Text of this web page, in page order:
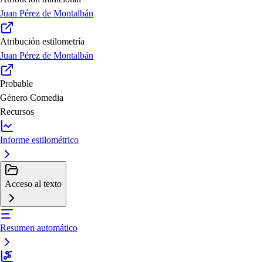
Juan Pérez de Montalbán
Atribución estilometría
Juan Pérez de Montalbán
Probable
Género Comedia
Recursos
Informe estilométrico
Acceso al texto
Resumen automático